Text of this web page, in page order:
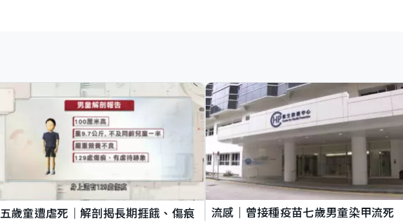
五歲童遭虐死｜解剖揭長期捱餓、傷痕
流感｜曾接種疫苗七歲男童染甲流死